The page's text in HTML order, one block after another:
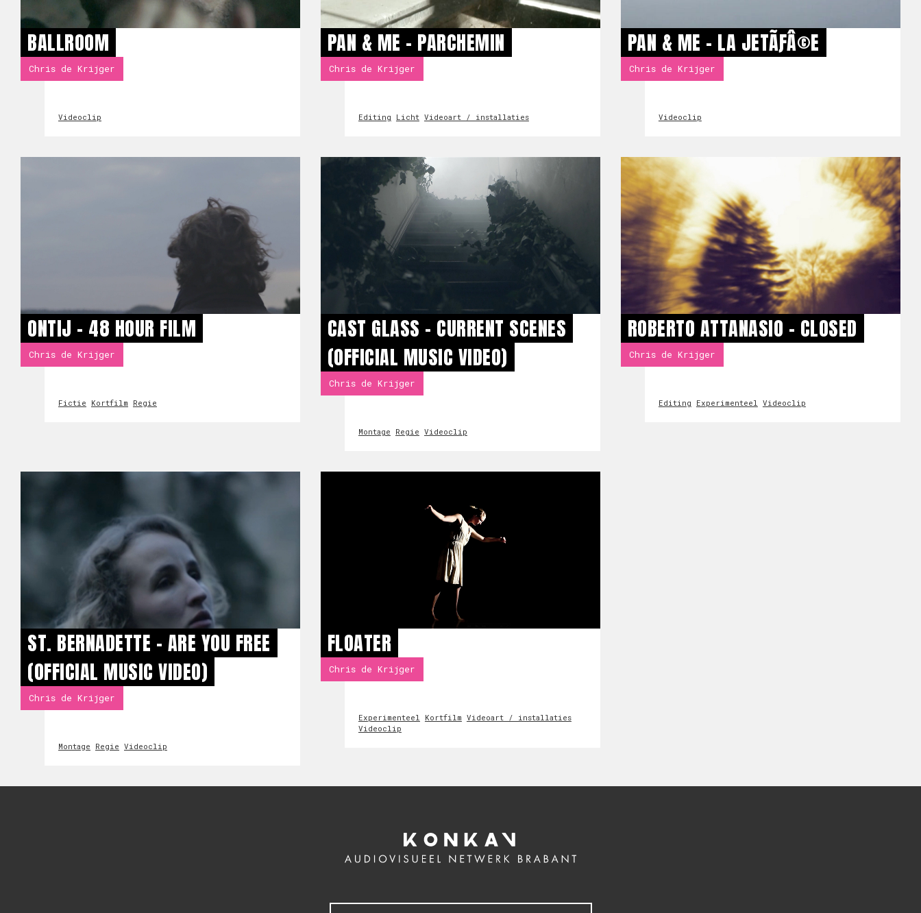
BALLROOM
Chris de Krijger
Videoclip
PAN & ME - PARCHEMIN
Chris de Krijger
Editing Licht Videoart / installaties
PAN & ME - LA JETÃƑÂ©E
Chris de Krijger
Videoclip
ONTIJ - 48 HOUR FILM
Chris de Krijger
Fictie Kortfilm Regie
CAST GLASS - CURRENT SCENES
(OFFICIAL MUSIC VIDEO)
Chris de Krijger
Montage Regie Videoclip
ROBERTO ATTANASIO - CLOSED
Chris de Krijger
Editing Experimenteel Videoclip
ST. BERNADETTE - ARE YOU FREE
(OFFICIAL MUSIC VIDEO)
Chris de Krijger
Montage Regie Videoclip
FLOATER
Chris de Krijger
Experimenteel Kortfilm Videoart / installaties
Videoclip